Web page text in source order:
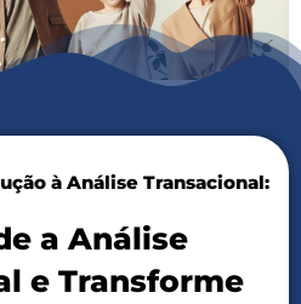
à Análise Transacional:
a Análise
e Transforme